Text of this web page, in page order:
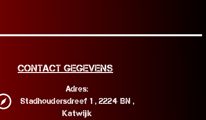
Contact Gegevens
Adres:
Stadhoudersdreef 1 , 2224 BN ,
Katwijk